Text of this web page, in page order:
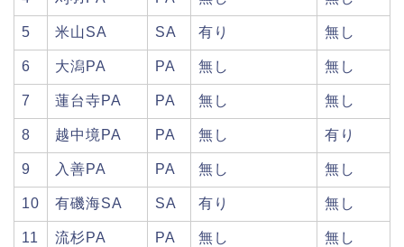
5 米山SA SA 有り 無し
6 大潟PA PA 無し 無し
7 蓮台寺PA PA 無し 無し
8 越中境PA PA 無し 有り
9 入善PA PA 無し 無し
10 有磯海SA SA 有り 無し
11 流杉PA PA 無し 無し